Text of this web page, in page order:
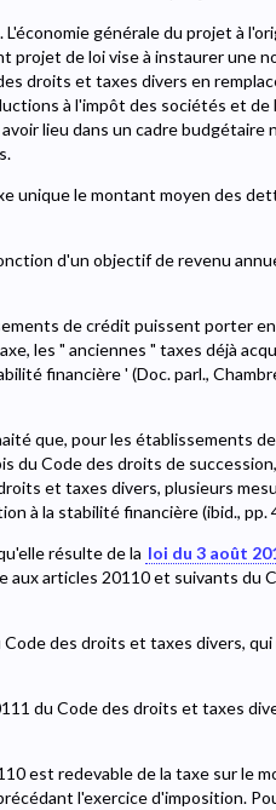
générale du projet à
projet de loi vise à instaurer une
droits et taxes divers en
à l'impôt des sociétés et de
lieu dans un cadre budgétaire
unique le montant moyen des
d'un objectif de revenu
de crédit puissent porter en
les " anciennes " taxes déjà
financière ' (Doc. parl.,
que, pour les établissements
du Code des droits de
et taxes divers, plusieurs
à la stabilité financière (ibid., pp.
résulte de la loi du 3 août
aux articles 20110 et suivants du
des droits et taxes divers,
du Code des droits et taxes
est redevable de la taxe sur le
l'exercice d'imposition.